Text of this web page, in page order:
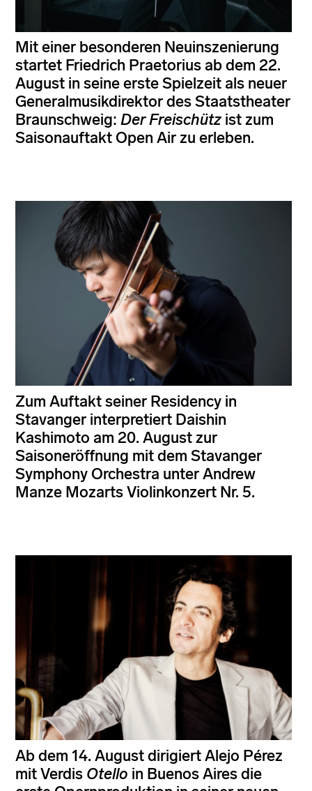
Mit einer besonderen Neuinszenierung
startet Friedrich Praetorius ab dem 22.
August in seine erste Spielzeit als neuer
Generalmusikdirektor des Staatstheater
Braunschweig: Der Freischütz ist zum
Saisonauftakt Open Air zu erleben.
Zum Auftakt seiner Residency in
Stavanger interpretiert Daishin
Kashimoto am 20. August zur
Saisoneröffnung mit dem Stavanger
Symphony Orchestra unter Andrew
Manze Mozarts Violinkonzert Nr. 5.
Ab dem 14. August dirigiert Alejo Pérez
mit Verdis Otello in Buenos Aires die